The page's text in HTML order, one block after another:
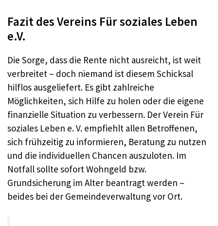
Fazit des Vereins Für soziales Leben
e.V.
Die Sorge, dass die Rente nicht ausreicht, ist weit
verbreitet – doch niemand ist diesem Schicksal
hilflos ausgeliefert. Es gibt zahlreiche
Möglichkeiten, sich Hilfe zu holen oder die eigene
finanzielle Situation zu verbessern. Der Verein Für
soziales Leben e. V. empfiehlt allen Betroffenen,
sich frühzeitig zu informieren, Beratung zu nutzen
und die individuellen Chancen auszuloten. Im
Notfall sollte sofort Wohngeld bzw.
Grundsicherung im Alter beantragt werden –
beides bei der Gemeindeverwaltung vor Ort.